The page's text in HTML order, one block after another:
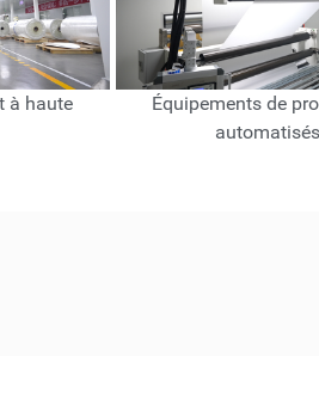
à haute
Équipements de
automatisés